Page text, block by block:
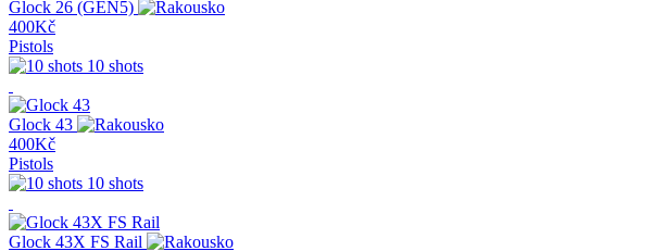
Glock 26 (GEN5)
400Kč
Pistols
10 shots
Glock 43
400Kč
Pistols
10 shots
Glock 43X FS Rail